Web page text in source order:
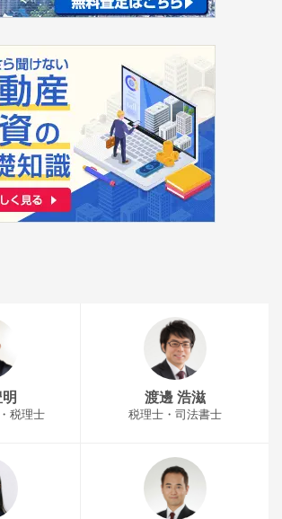
税理士
渡邊 浩滋
税理士・司法書士